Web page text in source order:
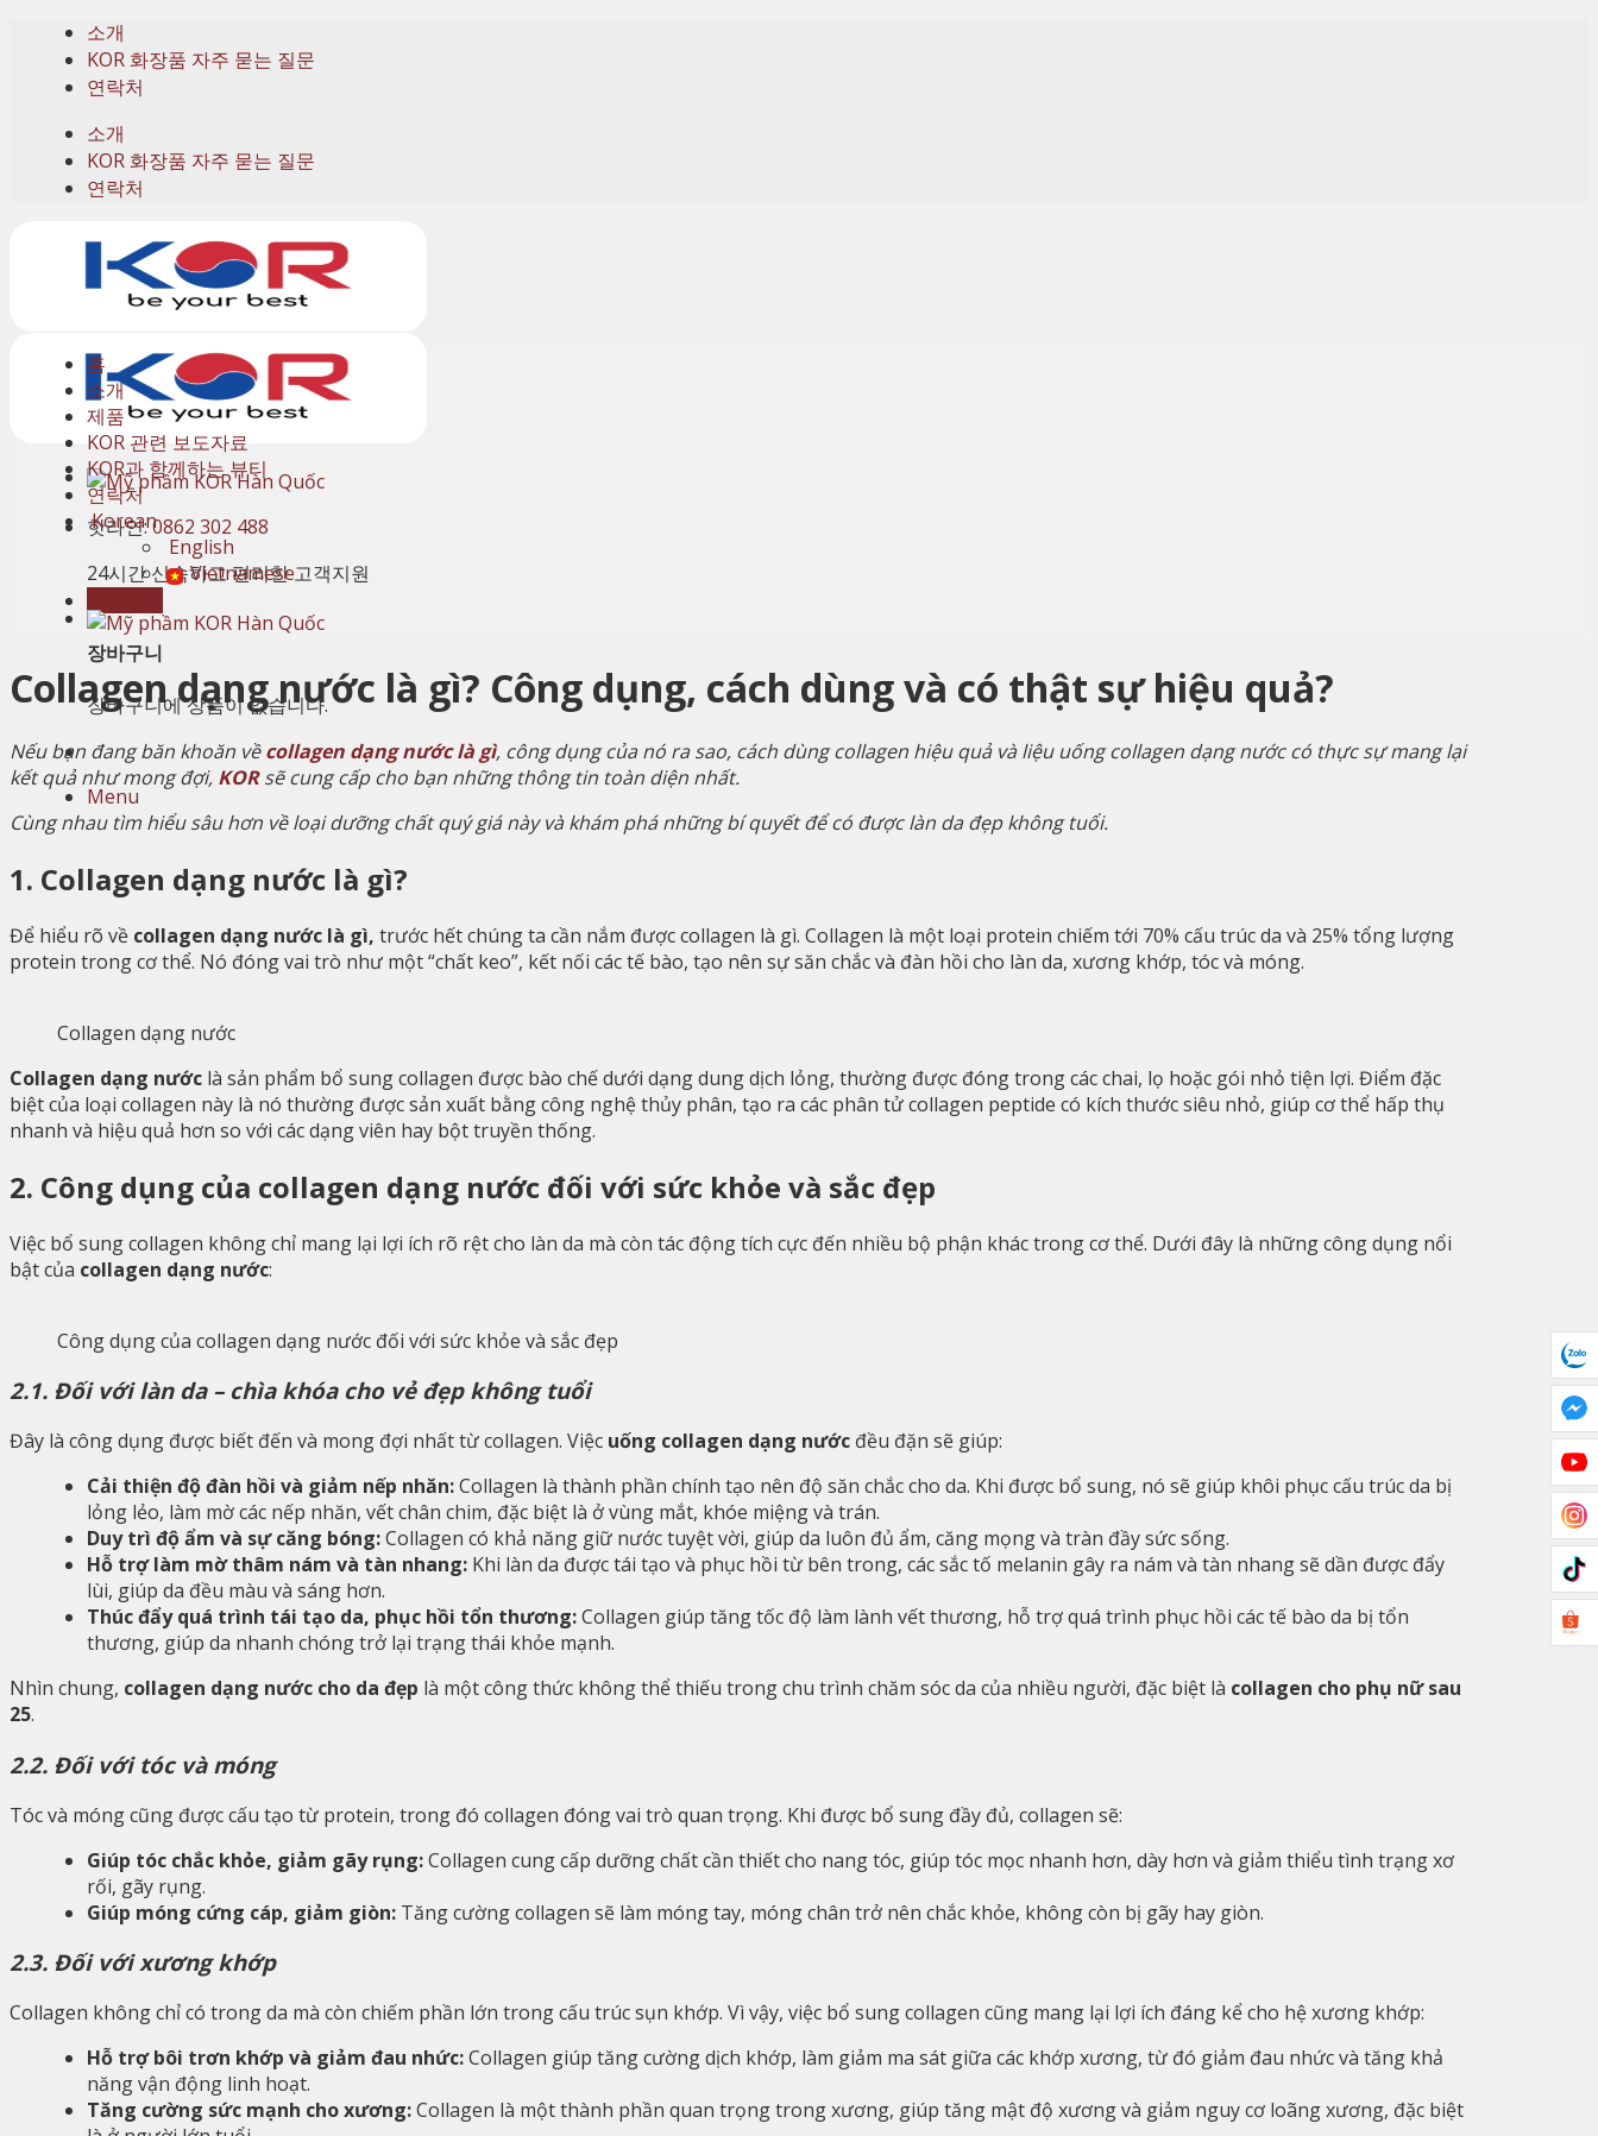
content
소개
KOR 화장품 자주 묻는 질문
연락처
소개
KOR 화장품 자주 묻는 질문
연락처
핫라인:0862 302 488
24시간 신속하고 편리한 고객지원
장바구니
장바구니에 상품이 없습니다.
Menu
홈
소개
제품
KOR 관련 보도자료
KOR과 함께하는 뷰티
연락처
Korean
English
Vietnamese
Collagen dạng nước là gì? Công dụng, cách dùng và có thật sự hiệu quả?
Nếu bạn đang băn khoăn vềcollagen dạng nước là gì, công dụng của nó ra sao, cách dùng collagen hiệu quả và liệu uống collagen dạng nước có thực sự mang lại
kết quả như mong đợi, KOR sẽ cung cấp cho bạn những thông tin toàn diện nhất.
Cùng nhau tìm hiểu sâu hơn về loại dưỡng chất quý giá này và khám phá những bí quyết để có được làn da đẹp không tuổi.
1. Collagen dạng nước là gì?
Để hiểu rõ về collagen dạng nước là gì, trước hết chúng ta cần nắm được collagen là gì. Collagen là một loại protein chiếm tới 70% cấu trúc da và 25% tổng lượng
protein trong cơ thể. Nó đóng vai trò như một “chất keo”, kết nối các tế bào, tạo nên sự săn chắc và đàn hồi cho làn da, xương khớp, tóc và móng.
Collagen dạng nước
Collagen dạng nước là sản phẩm bổ sung collagen được bào chế dưới dạng dung dịch lỏng, thường được đóng trong các chai, lọ hoặc gói nhỏ tiện lợi. Điểm đặc
biệt của loại collagen này là nó thường được sản xuất bằng công nghệ thủy phân, tạo ra các phân tử collagen peptide có kích thước siêu nhỏ, giúp cơ thể hấp thụ
nhanh và hiệu quả hơn so với các dạng viên hay bột truyền thống.
2. Công dụng của collagen dạng nước đối với sức khỏe và sắc đẹp
Việc bổ sung collagen không chỉ mang lại lợi ích rõ rệt cho làn da mà còn tác động tích cực đến nhiều bộ phận khác trong cơ thể. Dưới đây là những công dụng nổi
bật của collagen dạng nước:
Công dụng của collagen dạng nước đối với sức khỏe và sắc đẹp
2.1. Đối với làn da – chìa khóa cho vẻ đẹp không tuổi
Đây là công dụng được biết đến và mong đợi nhất từ collagen. Việc uống collagen dạng nước đều đặn sẽ giúp:
Cải thiện độ đàn hồi và giảm nếp nhăn:Collagen là thành phần chính tạo nên độ săn chắc cho da. Khi được bổ sung, nó sẽ giúp khôi phục cấu trúc da bị
lỏng lẻo, làm mờ các nếp nhăn, vết chân chim, đặc biệt là ở vùng mắt, khóe miệng và trán.
Duy trì độ ẩm và sự căng bóng:Collagen có khả năng giữ nước tuyệt vời, giúp da luôn đủ ẩm, căng mọng và tràn đầy sức sống.
Hỗ trợ làm mờ thâm nám và tàn nhang: Khi làn da được tái tạo và phục hồi từ bên trong, các sắc tố melanin gây ra nám và tàn nhang sẽ dần được đẩy
lùi, giúp da đều màu và sáng hơn.
Thúc đẩy quá trình tái tạo da, phục hồi tổn thương:Collagen giúp tăng tốc độ làm lành vết thương, hỗ trợ quá trình phục hồi các tế bào da bị tổn
thương, giúp da nhanh chóng trở lại trạng thái khỏe mạnh.
Nhìn chung, collagen dạng nước cho da đẹp là một công thức không thể thiếu trong chu trình chăm sóc da của nhiều người, đặc biệt là collagen cho phụ nữ sau
25.
2.2. Đối với tóc và móng
Tóc và móng cũng được cấu tạo từ protein, trong đó collagen đóng vai trò quan trọng. Khi được bổ sung đầy đủ, collagen sẽ:
Giúp tóc chắc khỏe, giảm gãy rụng:Collagen cung cấp dưỡng chất cần thiết cho nang tóc, giúp tóc mọc nhanh hơn, dày hơn và giảm thiểu tình trạng xơ
rối, gãy rụng.
Giúp móng cứng cáp, giảm giòn: Tăng cường collagen sẽ làm móng tay, móng chân trở nên chắc khỏe, không còn bị gãy hay giòn.
2.3. Đối với xương khớp
Collagen không chỉ có trong da mà còn chiếm phần lớn trong cấu trúc sụn khớp. Vì vậy, việc bổ sung collagen cũng mang lại lợi ích đáng kể cho hệ xương khớp:
Hỗ trợ bôi trơn khớp và giảm đau nhức:Collagen giúp tăng cường dịch khớp, làm giảm ma sát giữa các khớp xương, từ đó giảm đau nhức và tăng khả
năng vận động linh hoạt.
Tăng cường sức mạnh cho xương:Collagen là một thành phần quan trọng trong xương, giúp tăng mật độ xương và giảm nguy cơ loãng xương, đặc biệt